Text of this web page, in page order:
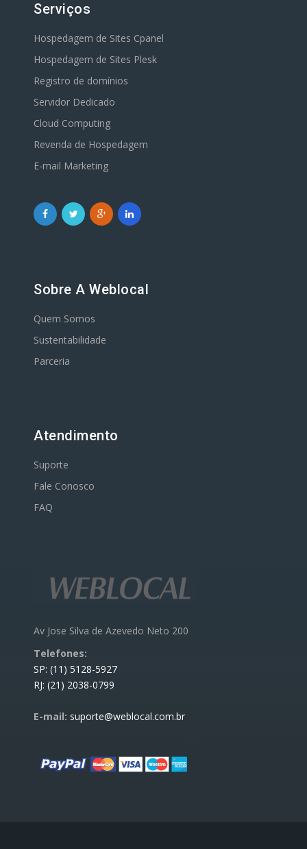
Serviços
Hospedagem de Sites Cpanel
Hospedagem de Sites Plesk
Registro de domínios
Servidor Dedicado
Cloud Computing
Revenda de Hospedagem
E-mail Marketing
Sobre A Weblocal
Quem Somos
Sustentabilidade
Parceria
Atendimento
Suporte
Fale Conosco
FAQ
Av Jose Silva de Azevedo Neto 200
Telefones:
SP: (11) 5128-5927
RJ: (21) 2038-0799
E-mail: suporte@weblocal.com.br